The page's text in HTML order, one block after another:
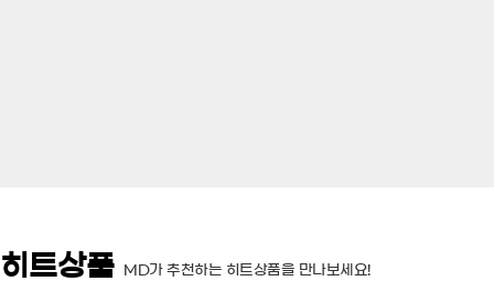
히트상품 MD가 추천하는 히트상품을 만나보세요!